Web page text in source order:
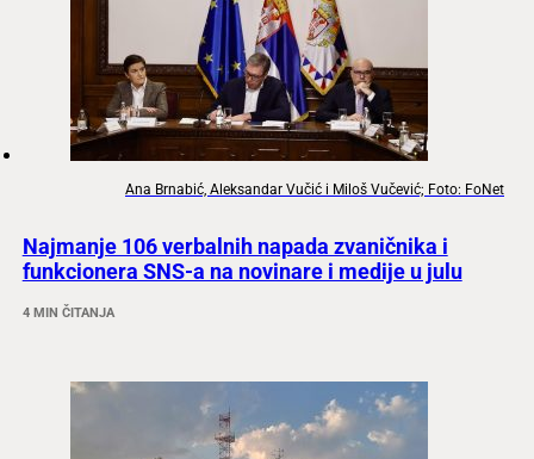
Ana Brnabić, Aleksandar Vučić i Miloš Vučević; Foto: FoNet
Najmanje 106 verbalnih napada zvaničnika i
funkcionera SNS-a na novinare i medije u julu
4 MIN ČITANJA